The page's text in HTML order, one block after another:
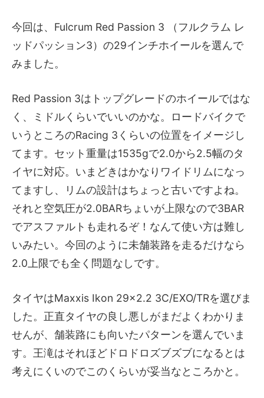
今回は、Fulcrum Red Passion 3 （フルクラム レ
ッドパッション3）の29インチホイールを選んで
みました。
Red Passion 3はトップグレードのホイールではな
く、ミドルくらいでいいのかな。ロードバイクで
いうところのRacing 3くらいの位置をイメージし
てます。セット重量は1535gで2.0から2.5幅のタ
イヤに対応。いまどきはかなりワイドリムになっ
てますし、リムの設計はちょっと古いですよね。
それと空気圧が2.0BARちょいが上限なので3BAR
でアスファルトも走れるぞ！なんて使い方は難し
いみたい。今回のように未舗装路を走るだけなら
2.0上限でも全く問題なしです。
タイヤはMaxxis Ikon 29x2.2 3C/EXO/TRを選びま
した。正直タイヤの良し悪しがまだよくわかりま
せんが、舗装路にも向いたパターンを選んでいま
す。王滝はそれほどドロドロズブズブになるとは
考えにくいのでこのくらいが妥当なところかと。